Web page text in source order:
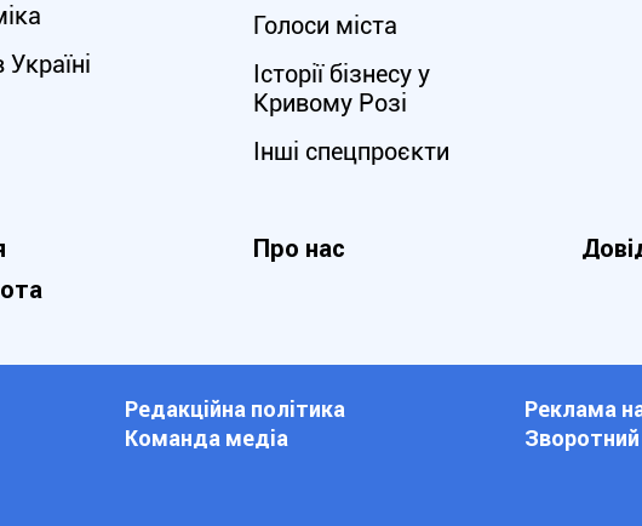
Україні
Голоси міста
Історії бізнесу у
Кривому Розі
Інші спецпроєкти
Про нас
Редакційна політика
Реклама
Команда медіа